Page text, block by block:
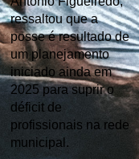
ressaltou que a
posse é resultado de
um planejamento
iniciado ainda em
2025 para suprir o
déficit de
profissionais na rede
municipal.